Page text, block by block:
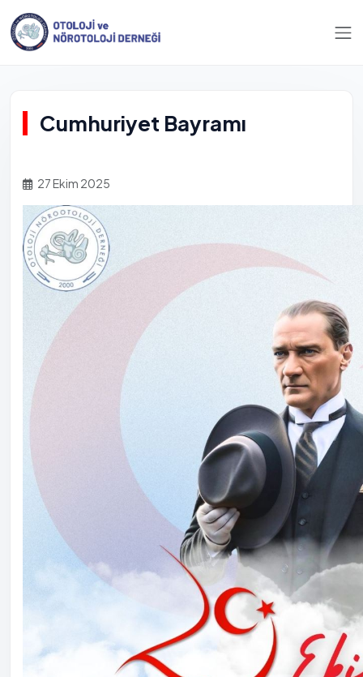
Cumhuriyet Bayramı
27 Ekim 2025